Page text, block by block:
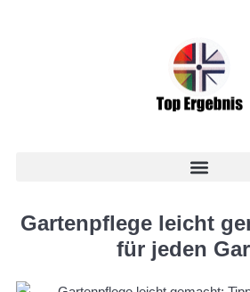
Gartenpflege leicht
für jeden